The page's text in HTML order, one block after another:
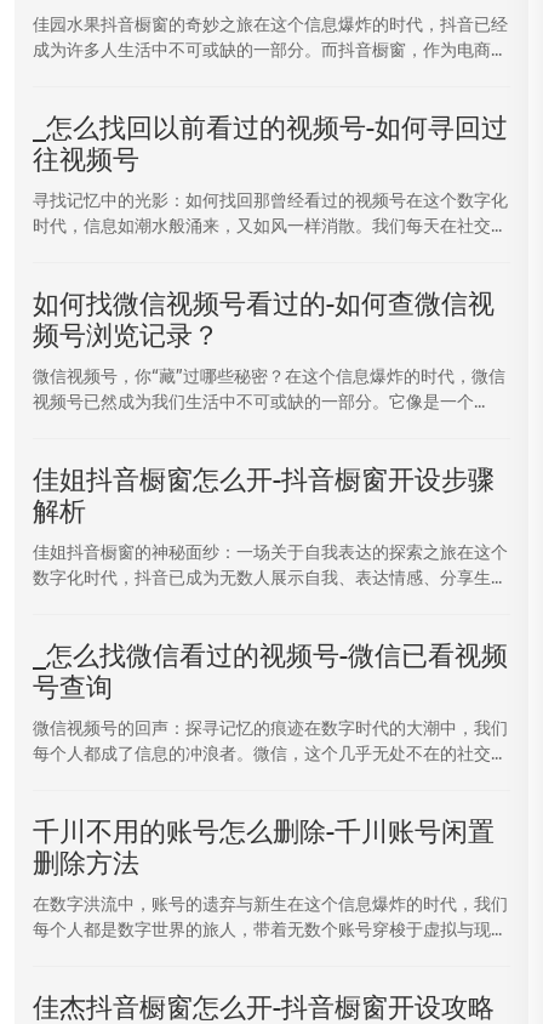
佳园水果抖音橱窗的奇妙之旅在这个信息爆炸的时代，抖音已经
成为许多人生活中不可或缺的一部分。而抖音橱窗，作为电商...
_怎么找回以前看过的视频号-如何寻回过
往视频号
寻找记忆中的光影：如何找回那曾经看过的视频号在这个数字化
时代，信息如潮水般涌来，又如风一样消散。我们每天在社交...
如何找微信视频号看过的-如何查微信视
频号浏览记录？
微信视频号，你“藏”过哪些秘密？在这个信息爆炸的时代，微信
视频号已然成为我们生活中不可或缺的一部分。它像是一个...
佳姐抖音橱窗怎么开-抖音橱窗开设步骤
解析
佳姐抖音橱窗的神秘面纱：一场关于自我表达的探索之旅在这个
数字化时代，抖音已成为无数人展示自我、表达情感、分享生...
_怎么找微信看过的视频号-微信已看视频
号查询
微信视频号的回声：探寻记忆的痕迹在数字时代的大潮中，我们
每个人都成了信息的冲浪者。微信，这个几乎无处不在的社交...
千川不用的账号怎么删除-千川账号闲置
删除方法
在数字洪流中，账号的遗弃与新生在这个信息爆炸的时代，我们
每个人都是数字世界的旅人，带着无数个账号穿梭于虚拟与现...
佳杰抖音橱窗怎么开-抖音橱窗开设攻略